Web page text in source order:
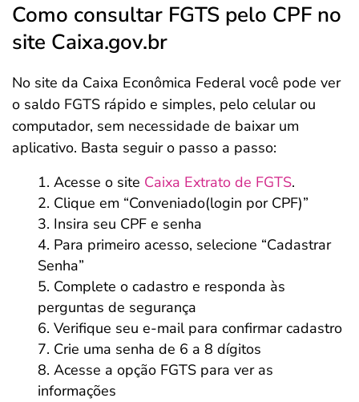
Como consultar FGTS pelo CPF no
site Caixa.gov.br
No site da Caixa Econômica Federal você pode ver
o saldo FGTS rápido e simples, pelo celular ou
computador, sem necessidade de baixar um
aplicativo. Basta seguir o passo a passo:
Acesse o site Caixa Extrato de FGTS.
Clique em “Conveniado(login por CPF)”
Insira seu CPF e senha
Para primeiro acesso, selecione “Cadastrar
Senha”
Complete o cadastro e responda às
perguntas de segurança
Verifique seu e-mail para confirmar cadastro
Crie uma senha de 6 a 8 dígitos
Acesse a opção FGTS para ver as
informações